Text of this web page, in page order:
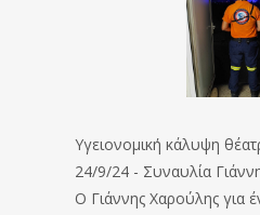
Υγειονομική κάλυψη
24/9/24 - Συναυλία
Ο Γιάννης Χαρούλης για